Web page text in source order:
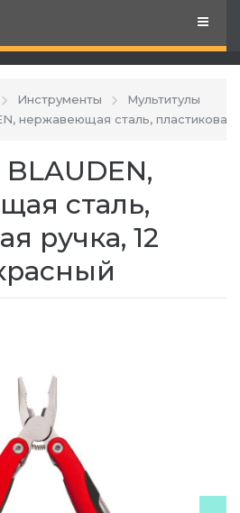
Инструменты
Мультитулы
нержавеющая сталь, пластиковая
сталь,
ручка, 12